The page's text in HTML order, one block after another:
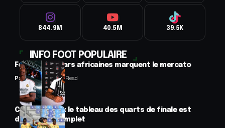
844.9M 40.5M 39.5K
INFO FOOT POPULAIRE
Football : 2 stars africaines marquent le mercato
Panafrofoot2 Min Read
CAN féminine : le tableau des quarts de finale est
désormais complet